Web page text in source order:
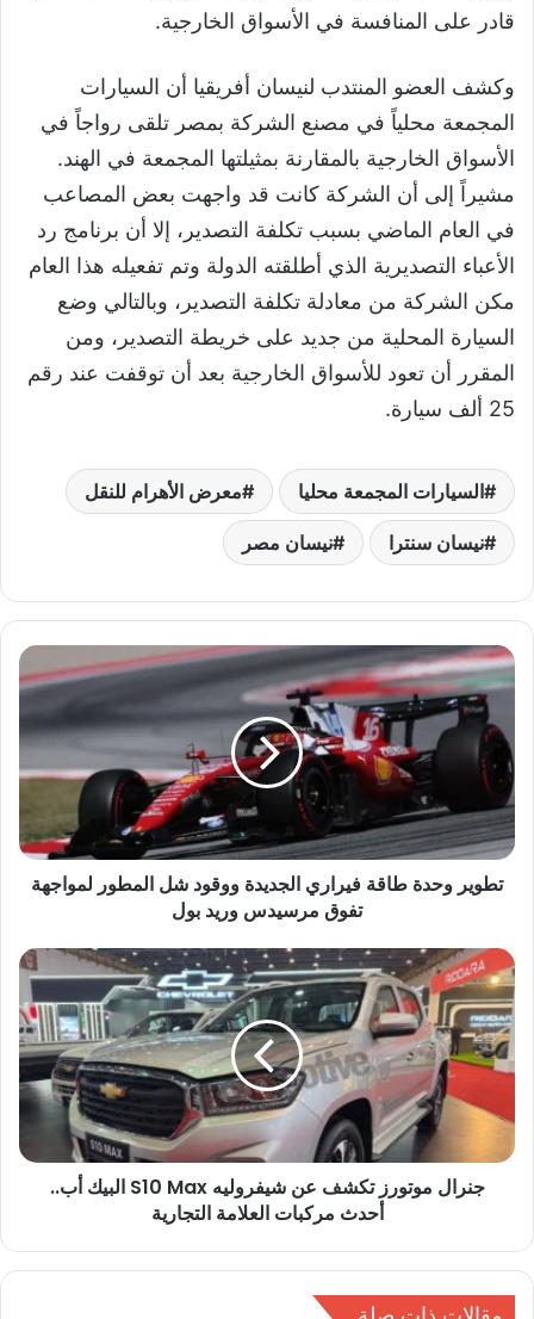
قادر على المنافسة في الأسواق الخارجية.
وكشف العضو المنتدب لنيسان أفريقيا أن السيارات
المجمعة محلياً في مصنع الشركة بمصر تلقى رواجاً في
الأسواق الخارجية بالمقارنة بمثيلتها المجمعة في الهند.
مشيراً إلى أن الشركة كانت قد واجهت بعض المصاعب
في العام الماضي بسبب تكلفة التصدير، إلا أن برنامج رد
الأعباء التصديرية الذي أطلقته الدولة وتم تفعيله هذا العام
مكن الشركة من معادلة تكلفة التصدير، وبالتالي وضع
السيارة المحلية من جديد على خريطة التصدير، ومن
المقرر أن تعود للأسواق الخارجية بعد أن توقفت عند رقم
25 ألف سيارة.
السيارات المجمعة محليا معرض الأهرام للنقل
نيسان سنترا نيسان مصر
ت
ط
ر
و
ح
د
ة
ط
ة
ف
ي
ر
ا
ل
د
تطوير وحدة طاقة فيراري الجديدة ووقود شل المطور لمواجهة
تفوق مرسيدس وريد بول
ج
ن
ر
ا
ل
و
جنرال موتورز تكشف عن شيفروليه S10 Max البيك أب..
أحدث مركبات العلامة التجارية